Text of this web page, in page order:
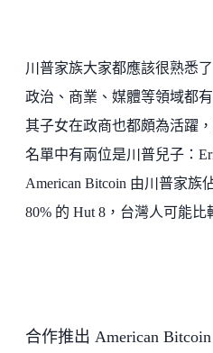
川普家族大家都應該很熟悉
政治、商業、媒體等領域都
其子女在政商也都頗為活躍
名單中有兩位是川普兒子：
American Bitcoin 由川普家族
80% 的 Hut 8，台灣人可能比
合作推出 American